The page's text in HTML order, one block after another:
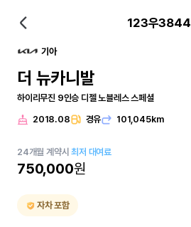
123우3844
기아
더 뉴카니발
하이리무진 9인승 디젤 노블레스 스페셜
2018.08 경유 101,045km
24개월 계약시최저 대여료
750,000원
자차 포함